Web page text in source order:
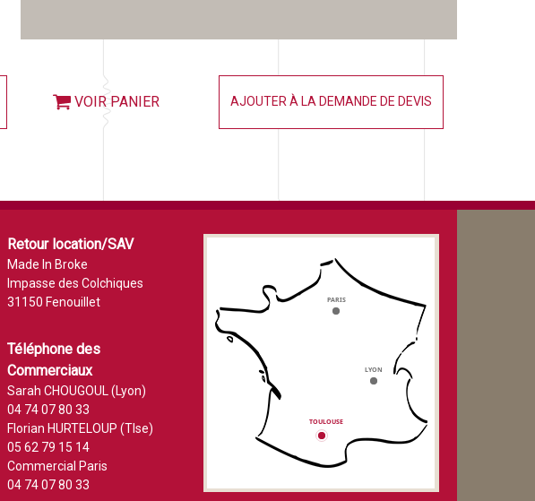
VOIR PANIER AJOUTER À LA DEMANDE DE DEVIS
Retour location/SAV
Made In Broke
Impasse des Colchiques
31150 Fenouillet
Téléphone des
Commerciaux
Sarah CHOUGOUL (Lyon)
04 74 07 80 33
Florian HURTELOUP (Tlse)
05 62 79 15 14
Commercial Paris
04 74 07 80 33